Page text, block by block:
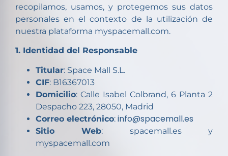
recopilamos, usamos, y protegemos sus datos
personales en el contexto de la utilización de
nuestra plataforma myspacemall.com.
1. Identidad del Responsable
Titular: Space Mall S.L.
CIF: B16367013
Domicilio: Calle Isabel Colbrand, 6 Planta 2
Despacho 223, 28050, Madrid
Correo electrónico: info@spacemall.es
Sitio Web: spacemall.es y
myspacemall.com